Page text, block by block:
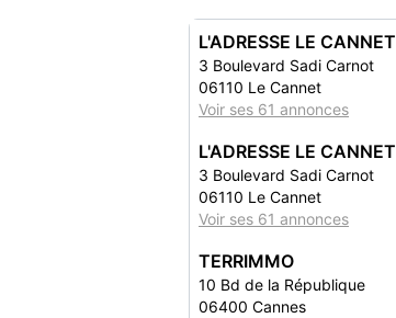
L'ADRESSE LE CANNET
3 Boulevard Sadi Carnot
06110 Le Cannet
Voir ses 61 annonces
L'ADRESSE LE CANNET
3 Boulevard Sadi Carnot
06110 Le Cannet
Voir ses 61 annonces
TERRIMMO
10 Bd de la République
06400 Cannes